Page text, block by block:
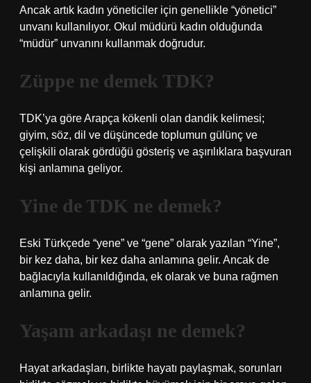
Ancak artık kadın yöneticiler için genellikle “yönetici”
unvanı kullanılıyor. Okul müdürü kadın olduğunda
“müdür” unvanını kullanmak doğrudur.
Züppe ne demek TDK?
TDK’ya göre Arapça kökenli olan dandik kelimesi;
giyim, söz, dil ve düşüncede toplumun gülünç ve
çelişkili olarak gördüğü gösteriş ve aşırılıklara başvuran
kişi anlamına geliyor.
Yine de TDK ne demek?
Eski Türkçede “yene” ve “gene” olarak yazılan “Yine”,
bir kez daha, bir kez daha anlamına gelir. Ancak de
bağlacıyla kullanıldığında, ek olarak ve buna rağmen
anlamına gelir.
Yaşam arkadaşı ne demek?
Hayat arkadaşları, birlikte hayatı paylaşmak, sorunları